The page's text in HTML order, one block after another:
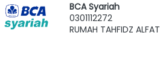
BCA Syariah
0301112272
RUMAH TAHFIDZ